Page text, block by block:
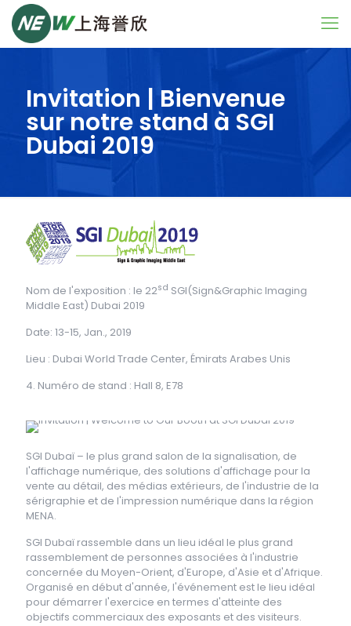
Invitation | Bienvenue
sur notre stand à SGI
Dubai 2019
Nom de l'exposition : le 22sd SGI(Sign&Graphic Imaging
Middle East) Dubai 2019
Date: 13-15, Jan., 2019
Lieu : Dubai World Trade Center, Émirats Arabes Unis
4. Numéro de stand : Hall 8, E78
SGI Dubaï – le plus grand salon de la signalisation, de
l'affichage numérique, des solutions d'affichage pour la
vente au détail, des médias extérieurs, de l'industrie de la
sérigraphie et de l'impression numérique dans la région
MENA.
SGI Dubaï rassemble dans un lieu idéal le plus grand
rassemblement de personnes associées à l'industrie
concernée du Moyen-Orient, d'Europe, d'Asie et d'Afrique.
Organisé en début d'année, l'événement est le lieu idéal
pour démarrer l'exercice en termes d'atteinte des
objectifs commerciaux des exposants et des visiteurs.